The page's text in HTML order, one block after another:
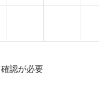
認が必要